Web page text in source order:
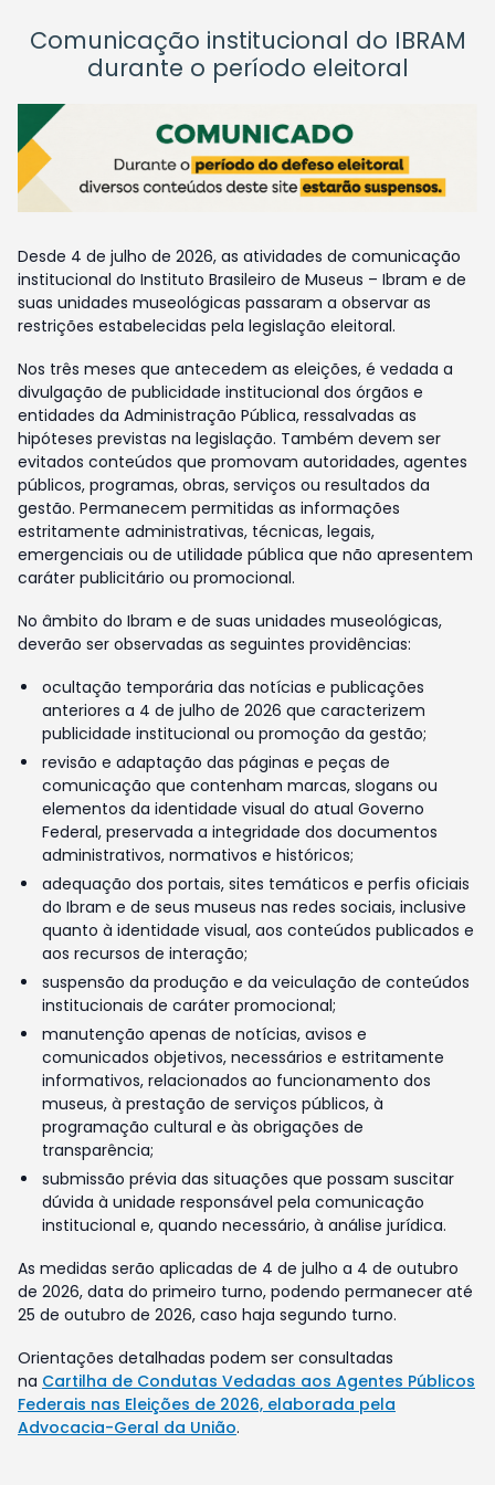
Comunicação institucional do IBRAM
durante o período eleitoral
Desde 4 de julho de 2026, as atividades de comunicação
institucional do Instituto Brasileiro de Museus – Ibram e de
suas unidades museológicas passaram a observar as
restrições estabelecidas pela legislação eleitoral.
Nos três meses que antecedem as eleições, é vedada a
divulgação de publicidade institucional dos órgãos e
entidades da Administração Pública, ressalvadas as
hipóteses previstas na legislação. Também devem ser
evitados conteúdos que promovam autoridades, agentes
públicos, programas, obras, serviços ou resultados da
gestão. Permanecem permitidas as informações
estritamente administrativas, técnicas, legais,
emergenciais ou de utilidade pública que não apresentem
caráter publicitário ou promocional.
No âmbito do Ibram e de suas unidades museológicas,
deverão ser observadas as seguintes providências:
ocultação temporária das notícias e publicações
anteriores a 4 de julho de 2026 que caracterizem
publicidade institucional ou promoção da gestão;
revisão e adaptação das páginas e peças de
comunicação que contenham marcas, slogans ou
elementos da identidade visual do atual Governo
Federal, preservada a integridade dos documentos
administrativos, normativos e históricos;
adequação dos portais, sites temáticos e perfis oficiais
do Ibram e de seus museus nas redes sociais, inclusive
quanto à identidade visual, aos conteúdos publicados e
aos recursos de interação;
suspensão da produção e da veiculação de conteúdos
institucionais de caráter promocional;
manutenção apenas de notícias, avisos e
comunicados objetivos, necessários e estritamente
informativos, relacionados ao funcionamento dos
museus, à prestação de serviços públicos, à
programação cultural e às obrigações de
transparência;
submissão prévia das situações que possam suscitar
dúvida à unidade responsável pela comunicação
institucional e, quando necessário, à análise jurídica.
As medidas serão aplicadas de 4 de julho a 4 de outubro
de 2026, data do primeiro turno, podendo permanecer até
25 de outubro de 2026, caso haja segundo turno.
Orientações detalhadas podem ser consultadas
na Cartilha de Condutas Vedadas aos Agentes Públicos
Federais nas Eleições de 2026, elaborada pela
Advocacia-Geral da União.